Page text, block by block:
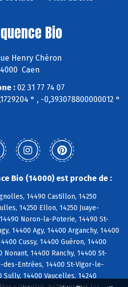
Bio
Henry Chéron
Caen
: 02 31 77 74 07
° , -0,393078800000012 °
Bio (14000) est proche de :
14490 Castillon, 14250
14250 Ellon, 14250 Juaye-
Noron-la-Poterie, 14490 St-
14400 Agy, 14400 Arganchy, 14400
Cussy, 14400 Guéron, 14400
14400 Ranchy, 14400 St-
des-Entrées, 14400 St-Vigor-le-
Sully, 14400 Vaucelles, 14240